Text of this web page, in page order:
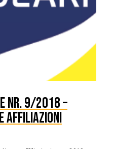
nr. 9/2018 –
Affiliazioni